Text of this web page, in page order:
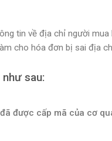
tin về địa chỉ người
cho hóa đơn bị sai địa
sau:
được cấp mã của cơ